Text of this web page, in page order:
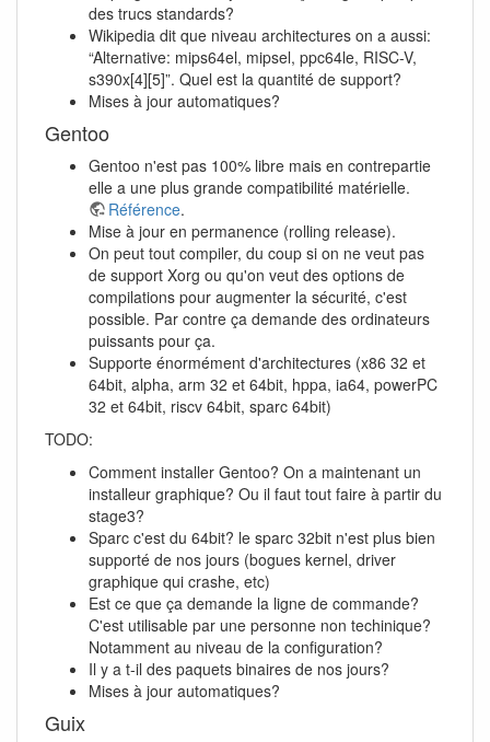
des trucs standards?
Wikipedia dit que niveau architectures on a aussi:
“Alternative: mips64el, mipsel, ppc64le, RISC-V,
s390x[4][5]”. Quel est la quantité de support?
Mises à jour automatiques?
Gentoo
Gentoo n'est pas 100% libre mais en contrepartie
elle a une plus grande compatibilité matérielle.
Référence.
Mise à jour en permanence (rolling release).
On peut tout compiler, du coup si on ne veut pas
de support Xorg ou qu'on veut des options de
compilations pour augmenter la sécurité, c'est
possible. Par contre ça demande des ordinateurs
puissants pour ça.
Supporte énormément d'architectures (x86 32 et
64bit, alpha, arm 32 et 64bit, hppa, ia64, powerPC
32 et 64bit, riscv 64bit, sparc 64bit)
TODO:
Comment installer Gentoo? On a maintenant un
installeur graphique? Ou il faut tout faire à partir du
stage3?
Sparc c'est du 64bit? le sparc 32bit n'est plus bien
supporté de nos jours (bogues kernel, driver
graphique qui crashe, etc)
Est ce que ça demande la ligne de commande?
C'est utilisable par une personne non techinique?
Notamment au niveau de la configuration?
Il y a t-il des paquets binaires de nos jours?
Mises à jour automatiques?
Guix